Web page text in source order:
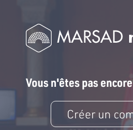
Vous n'êtes pas
Créer un